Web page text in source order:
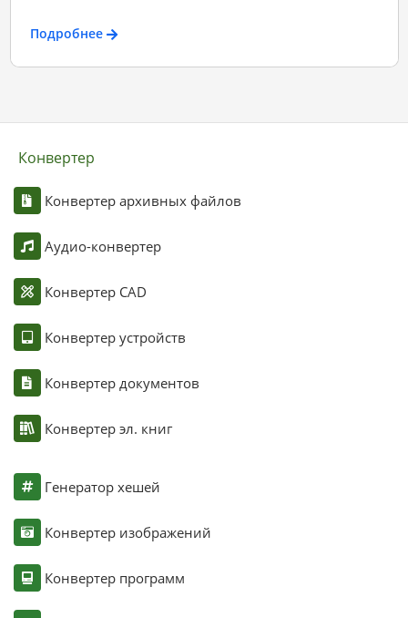
Подробнее
Конвертер
Конвертер архивных файлов
Аудио-конвертер
Конвертер CAD
Конвертер устройств
Конвертер документов
Конвертер эл. книг
Генератор хешей
Конвертер изображений
Конвертер программ